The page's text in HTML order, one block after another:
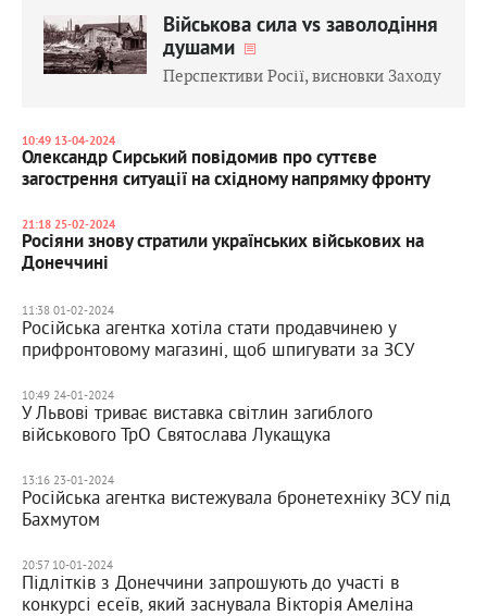
Військова сила vs заволодіння
душами
Перспективи Росії, висновки Заходу
10:49 13-04-2024
Олександр Сирський повідомив про суттєве
загострення ситуації на східному напрямку фронту
21:18 25-02-2024
Росіяни знову стратили українських військових на
Донеччині
11:38 01-02-2024
Російська агентка хотіла стати продавчинею у
прифронтовому магазині, щоб шпигувати за ЗСУ
10:49 24-01-2024
У Львові триває виставка світлин загиблого
військового ТрО Святослава Лукащука
13:16 23-01-2024
Російська агентка вистежувала бронетехніку ЗСУ під
Бахмутом
20:57 10-01-2024
Підлітків з Донеччини запрошують до участі в
конкурсі есеїв, який заснувала Вікторія Амеліна